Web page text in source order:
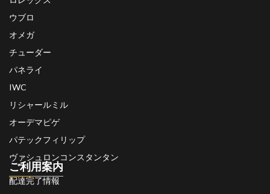
ウブロ
オメガ
チューダー
パネライ
IWC
リシャールミル
オーデマピゲ
パテックフィリップ
ヴァシュロンコンスタンタン
ご利用案内
配達完了情報